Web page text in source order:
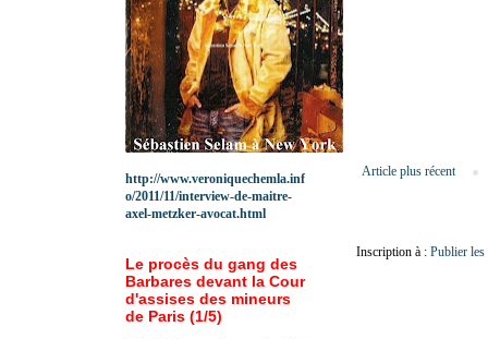
Article plus récent
Inscription à : Publier
http://www.veroniquechemla.inf
o/2011/11/interview-de-maitre-
axel-metzker-avocat.html
Le procès du gang des
Barbares devant la Cour
d'assises des mineurs
de Paris (1/5)